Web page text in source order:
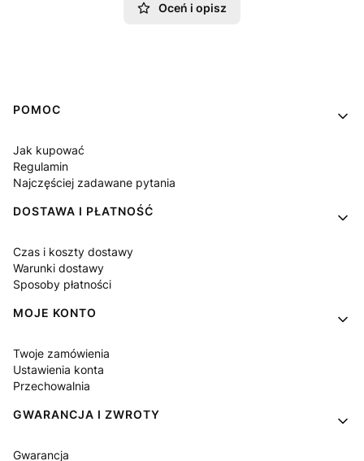
Oceń i opisz
Linki w stopce
POMOC
Jak kupować
Regulamin
Najczęściej zadawane pytania
DOSTAWA I PŁATNOŚĆ
Czas i koszty dostawy
Warunki dostawy
Sposoby płatności
MOJE KONTO
Twoje zamówienia
Ustawienia konta
Przechowalnia
GWARANCJA I ZWROTY
Gwarancja